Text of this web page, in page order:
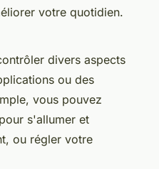
votre quotidien.
divers aspects
ou des
vous pouvez
s'allumer et
ou régler votre